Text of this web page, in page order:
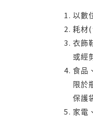
以數
耗材
衣飾
或經
食品
限於
保護
家電